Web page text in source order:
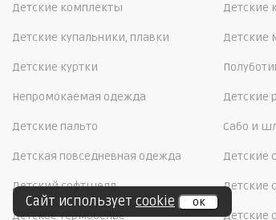
Детские комплекты
Детские купальники, плавки
Детские куртки
Непромокаемая одежда
Детские пальто
Детская повседневная одежда
Детский софтшелл
Детское термобелье
Детские
Детские
Детские
Сабо и
Детские
Детские
Детские
Сайт использует cookie ок